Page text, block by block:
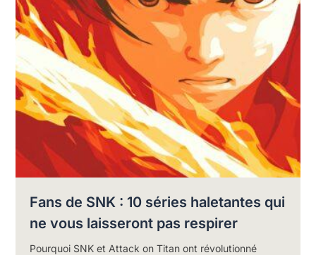
Fans de SNK : 10 séries haletantes qui
ne vous laisseront pas respirer
Pourquoi SNK et Attack on Titan ont révolutionné